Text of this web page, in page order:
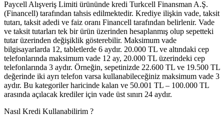
Paycell Alışveriş Limiti ürününde kredi Turkcell Finansman A.Ş.
(Financell) tarafından tahsis edilmektedir. Krediye ilişkin vade, taksit
tutarı, taksit adedi ve faiz oranı Financell tarafından belirlenir. Vade
ve taksit tutarları tek bir ürün üzerinden hesaplanmış olup sepetteki
tutar üzerinden değişiklik gösterebilir. Maksimum vade
bilgisayarlarda 12, tabletlerde 6 aydır. 20.000 TL ve altındaki cep
telefonlarında maksimum vade 12 ay, 20.000 TL üzerindeki cep
telefonlarında 3 aydır. Örneğin, sepetinizde 22.600 TL ve 19.500 TL
değerinde iki ayrı telefon varsa kullanabileceğiniz maksimum vade 3
aydır. Bu kategoriler haricinde kalan ve 50.001 TL – 100.000 TL
arasında açılacak krediler için vade üst sınırı 24 aydır.
Nasıl Kredi Kullanabilirim ?